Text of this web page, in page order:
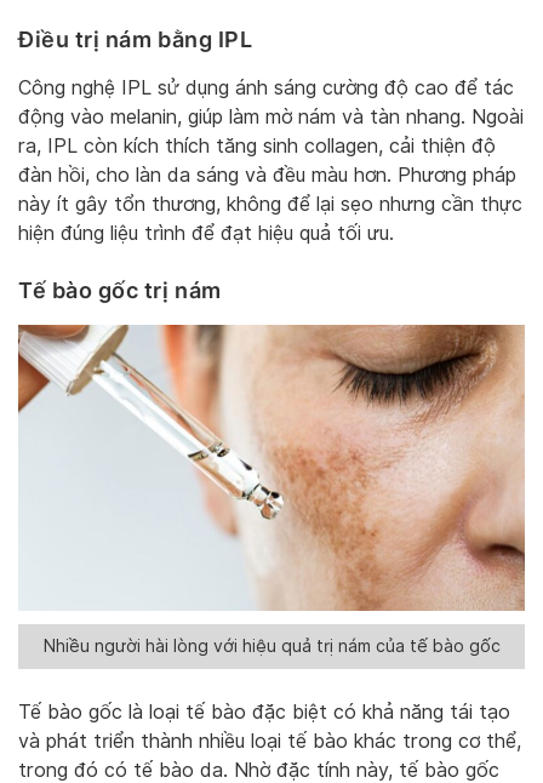
Điều trị nám bằng IPL
Công nghệ IPL sử dụng ánh sáng cường độ cao để tác
động vào melanin, giúp làm mờ nám và tàn nhang. Ngoài
ra, IPL còn kích thích tăng sinh collagen, cải thiện độ
đàn hồi, cho làn da sáng và đều màu hơn. Phương pháp
này ít gây tổn thương, không để lại sẹo nhưng cần thực
hiện đúng liệu trình để đạt hiệu quả tối ưu.
Tế bào gốc trị nám
Nhiều người hài lòng với hiệu quả trị nám của tế bào gốc
Tế bào gốc là loại tế bào đặc biệt có khả năng tái tạo
và phát triển thành nhiều loại tế bào khác trong cơ thể,
trong đó có tế bào da. Nhờ đặc tính này, tế bào gốc